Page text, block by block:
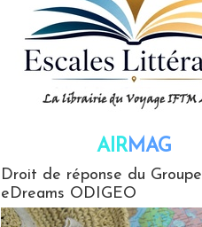
AIRMAG
Droit de réponse du Groupe
eDreams ODIGEO